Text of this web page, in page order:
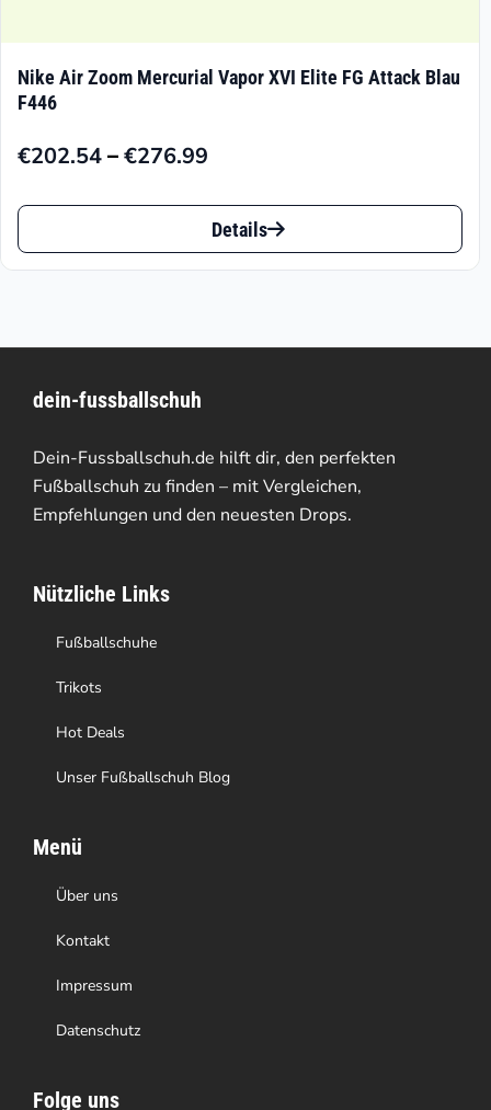
Nike Air Zoom Mercurial Vapor XVI Elite FG Attack Blau
F446
€202.54–€276.99
Preisspanne:
€202.54
€276.99
Dieses
Produkt
auf.
Die
Optionen
können
der
Produktseite
gewählt
werden
Details
dein-fussballschuh
Dein-Fussballschuh.de hilft dir, den perfekten
Fußballschuh zu finden – mit Vergleichen,
Empfehlungen und den neuesten Drops.
Nützliche Links
Fußballschuhe
Trikots
Hot Deals
Unser Fußballschuh Blog
Menü
Über uns
Kontakt
Impressum
Datenschutz
Folge uns